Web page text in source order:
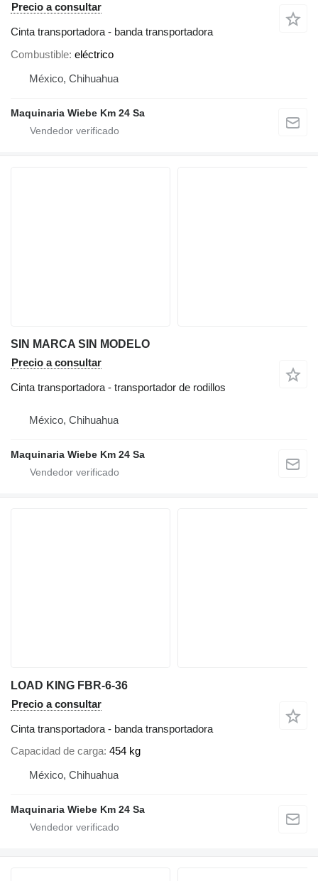
Precio a consultar
Cinta transportadora - banda transportadora
Combustible eléctrico
México, Chihuahua
Maquinaria Wiebe Km 24 Sa
SIN MARCA SIN MODELO
Precio a consultar
Cinta transportadora - transportador de rodillos
México, Chihuahua
Maquinaria Wiebe Km 24 Sa
LOAD KING FBR-6-36
Precio a consultar
Cinta transportadora - banda transportadora
Capacidad de carga 454 kg
México, Chihuahua
Maquinaria Wiebe Km 24 Sa